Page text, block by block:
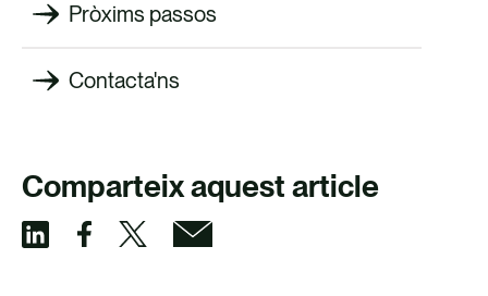
Pròxims passos
Contacta'ns
Comparteix aquest article